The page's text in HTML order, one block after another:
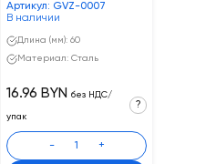
Артикул: GVZ-0007
В наличии
Длина (мм): 60
Материал: Сталь
16.96 BYN без НДС/
упак
?
- +